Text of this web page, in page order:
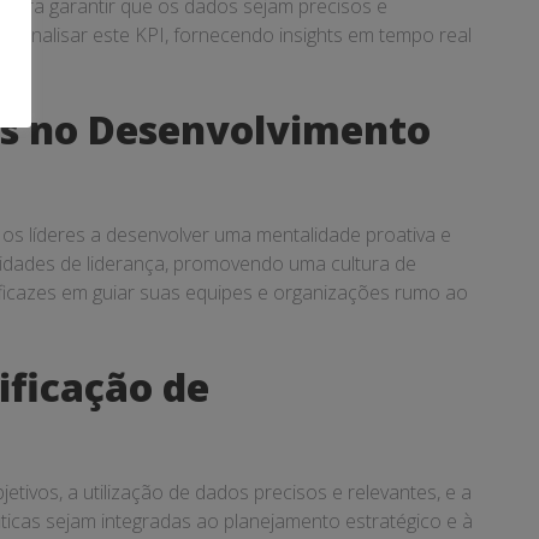
garantir que os dados sejam precisos e
analisar este KPI, fornecendo insights em tempo real
no Desenvolvimento
líderes a desenvolver uma mentalidade proativa e
de liderança, promovendo uma cultura de
em guiar suas equipes e organizações rumo ao
de
a utilização de dados precisos e relevantes, e a
sejam integradas ao planejamento estratégico e à